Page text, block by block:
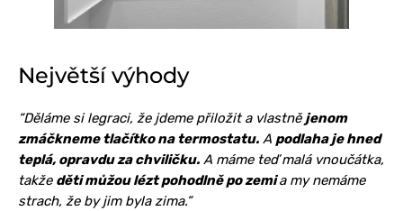
Největší výhody
“Děláme si legraci, že jdeme přiložit a vlastně jenom
zmáčkneme tlačítko na termostatu. A podlaha je hned
teplá, opravdu za chviličku. A máme teď malá vnoučátka,
takže děti můžou lézt pohodlně po zemia my nemáme
strach, že by jim byla zima.”